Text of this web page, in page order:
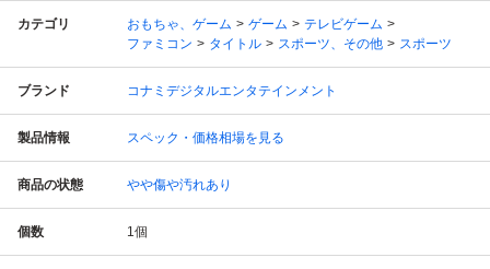
カテゴリ おもちゃ、ゲーム ゲーム
テレビゲーム
ファミコン
タイトル スポーツ、その他 スポーツ
ブランド コナミデジタルエンタテインメント
製品情報 スペック・価格相場を見る
商品の状態 やや傷や汚れあり
個数 1個